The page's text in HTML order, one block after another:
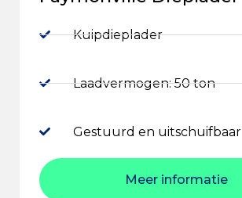
Kuipdieplader
Laadvermogen: 50 ton
Gestuurd en uitschuifbaar
Meer informatie